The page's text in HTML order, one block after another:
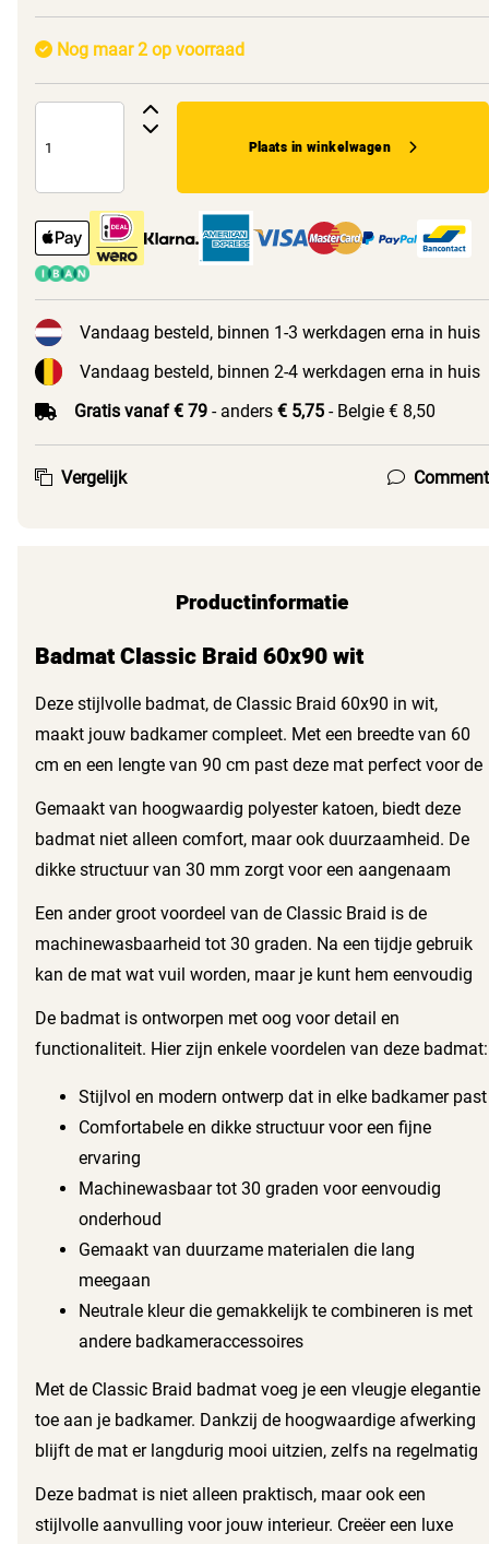
Nog maar 2 op voorraad
Plaats in winkelwagen
Vandaag besteld, binnen 1-3 werkdagen erna in huis
Vandaag besteld, binnen 2-4 werkdagen erna in huis
Gratis vanaf € 79 - anders € 5,75 - Belgie € 8,50
Vergelijk Comment
Productinformatie
Badmat Classic Braid 60x90 wit
Deze stijlvolle badmat, de Classic Braid 60x90 in wit,
maakt jouw badkamer compleet. Met een breedte van 60
cm en een lengte van 90 cm past deze mat perfect voor de
Gemaakt van hoogwaardig polyester katoen, biedt deze
badmat niet alleen comfort, maar ook duurzaamheid. De
dikke structuur van 30 mm zorgt voor een aangenaam
Een ander groot voordeel van de Classic Braid is de
machinewasbaarheid tot 30 graden. Na een tijdje gebruik
kan de mat wat vuil worden, maar je kunt hem eenvoudig
De badmat is ontworpen met oog voor detail en
functionaliteit. Hier zijn enkele voordelen van deze badmat:
Stijlvol en modern ontwerp dat in elke badkamer past
Comfortabele en dikke structuur voor een fijne
ervaring
Machinewasbaar tot 30 graden voor eenvoudig
onderhoud
Gemaakt van duurzame materialen die lang
meegaan
Neutrale kleur die gemakkelijk te combineren is met
andere badkameraccessoires
Met de Classic Braid badmat voeg je een vleugje elegantie
toe aan je badkamer. Dankzij de hoogwaardige afwerking
blijft de mat er langdurig mooi uitzien, zelfs na regelmatig
Deze badmat is niet alleen praktisch, maar ook een
stijlvolle aanvulling voor jouw interieur. Creëer een luxe